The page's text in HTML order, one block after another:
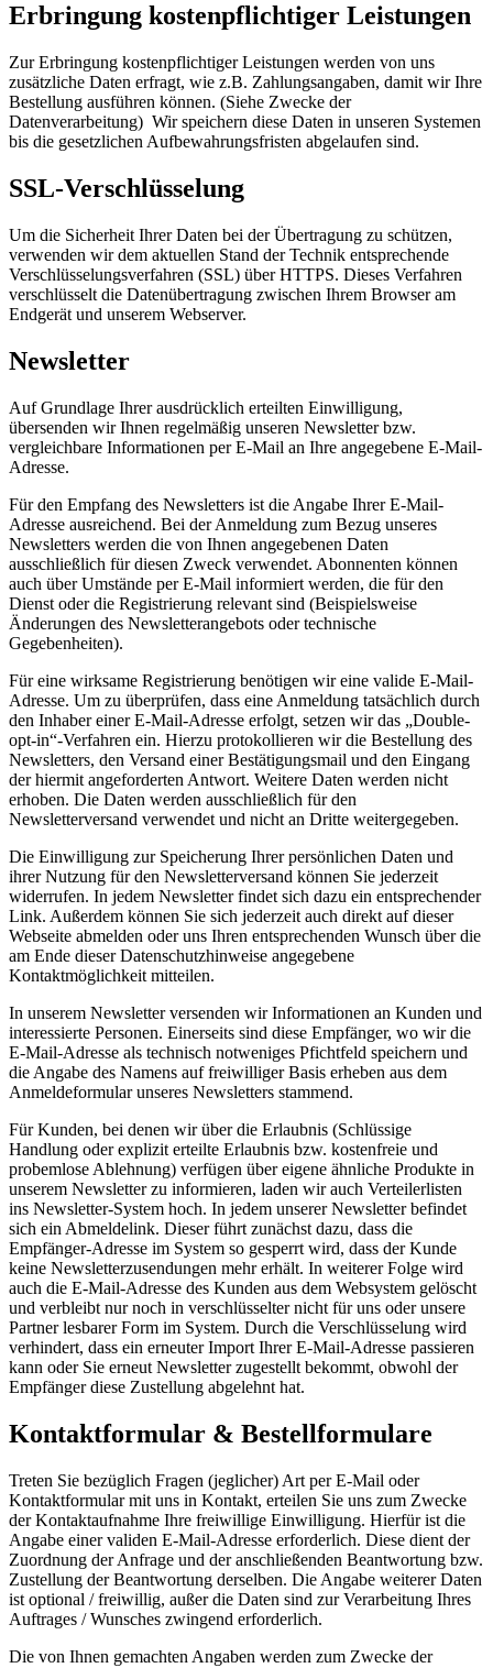
Erbringung kostenpflichtiger Leistungen
Zur Erbringung kostenpflichtiger Leistungen werden von uns
zusätzliche Daten erfragt, wie z.B. Zahlungsangaben, damit wir Ihre
Bestellung ausführen können. (Siehe Zwecke der
Datenverarbeitung) Wir speichern diese Daten in unseren Systemen
bis die gesetzlichen Aufbewahrungsfristen abgelaufen sind.
SSL-Verschlüsselung
Um die Sicherheit Ihrer Daten bei der Übertragung zu schützen,
verwenden wir dem aktuellen Stand der Technik entsprechende
Verschlüsselungsverfahren (SSL) über HTTPS. Dieses Verfahren
verschlüsselt die Datenübertragung zwischen Ihrem Browser am
Endgerät und unserem Webserver.
Newsletter
Auf Grundlage Ihrer ausdrücklich erteilten Einwilligung,
übersenden wir Ihnen regelmäßig unseren Newsletter bzw.
vergleichbare Informationen per E-Mail an Ihre angegebene E-Mail-
Adresse.
Für den Empfang des Newsletters ist die Angabe Ihrer E-Mail-
Adresse ausreichend. Bei der Anmeldung zum Bezug unseres
Newsletters werden die von Ihnen angegebenen Daten
ausschließlich für diesen Zweck verwendet. Abonnenten können
auch über Umstände per E-Mail informiert werden, die für den
Dienst oder die Registrierung relevant sind (Beispielsweise
Änderungen des Newsletterangebots oder technische
Gegebenheiten).
Für eine wirksame Registrierung benötigen wir eine valide E-Mail-
Adresse. Um zu überprüfen, dass eine Anmeldung tatsächlich durch
den Inhaber einer E-Mail-Adresse erfolgt, setzen wir das „Double-
opt-in“-Verfahren ein. Hierzu protokollieren wir die Bestellung des
Newsletters, den Versand einer Bestätigungsmail und den Eingang
der hiermit angeforderten Antwort. Weitere Daten werden nicht
erhoben. Die Daten werden ausschließlich für den
Newsletterversand verwendet und nicht an Dritte weitergegeben.
Die Einwilligung zur Speicherung Ihrer persönlichen Daten und
ihrer Nutzung für den Newsletterversand können Sie jederzeit
widerrufen. In jedem Newsletter findet sich dazu ein entsprechender
Link. Außerdem können Sie sich jederzeit auch direkt auf dieser
Webseite abmelden oder uns Ihren entsprechenden Wunsch über die
am Ende dieser Datenschutzhinweise angegebene
Kontaktmöglichkeit mitteilen.
In unserem Newsletter versenden wir Informationen an Kunden und
interessierte Personen. Einerseits sind diese Empfänger, wo wir die
E-Mail-Adresse als technisch notweniges Pfichtfeld speichern und
die Angabe des Namens auf freiwilliger Basis erheben aus dem
Anmeldeformular unseres Newsletters stammend.
Für Kunden, bei denen wir über die Erlaubnis (Schlüssige
Handlung oder explizit erteilte Erlaubnis bzw. kostenfreie und
probemlose Ablehnung) verfügen über eigene ähnliche Produkte in
unserem Newsletter zu informieren, laden wir auch Verteilerlisten
ins Newsletter-System hoch. In jedem unserer Newsletter befindet
sich ein Abmeldelink. Dieser führt zunächst dazu, dass die
Empfänger-Adresse im System so gesperrt wird, dass der Kunde
keine Newsletterzusendungen mehr erhält. In weiterer Folge wird
auch die E-Mail-Adresse des Kunden aus dem Websystem gelöscht
und verbleibt nur noch in verschlüsselter nicht für uns oder unsere
Partner lesbarer Form im System. Durch die Verschlüsselung wird
verhindert, dass ein erneuter Import Ihrer E-Mail-Adresse passieren
kann oder Sie erneut Newsletter zugestellt bekommt, obwohl der
Empfänger diese Zustellung abgelehnt hat.
Kontaktformular & Bestellformulare
Treten Sie bezüglich Fragen (jeglicher) Art per E-Mail oder
Kontaktformular mit uns in Kontakt, erteilen Sie uns zum Zwecke
der Kontaktaufnahme Ihre freiwillige Einwilligung. Hierfür ist die
Angabe einer validen E-Mail-Adresse erforderlich. Diese dient der
Zuordnung der Anfrage und der anschließenden Beantwortung bzw.
Zustellung der Beantwortung derselben. Die Angabe weiterer Daten
ist optional / freiwillig, außer die Daten sind zur Verarbeitung Ihres
Auftrages / Wunsches zwingend erforderlich.
Die von Ihnen gemachten Angaben werden zum Zwecke der